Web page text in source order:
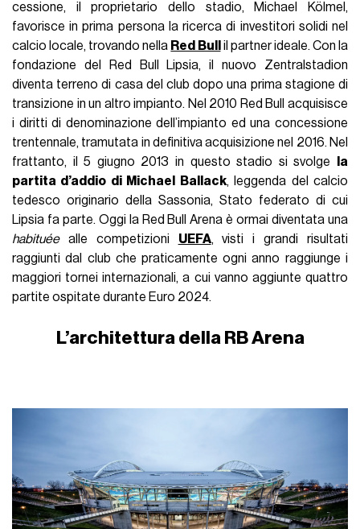
cessione, il proprietario dello stadio, Michael Kölmel,
favorisce in prima persona la ricerca di investitori solidi nel
calcio locale, trovando nella Red Bull
il partner ideale. Con la
fondazione del Red Bull Lipsia, il nuovo Zentralstadion
diventa terreno di casa del club dopo una prima stagione di
transizione in un altro impianto. Nel 2010 Red Bull acquisisce
i diritti di denominazione dell’impianto ed una concessione
trentennale, tramutata in definitiva acquisizione nel 2016. Nel
frattanto, il 5 giugno 2013 in questo stadio si svolge
la
partita d’addio di Michael Ballack, leggenda del calcio
tedesco originario della Sassonia, Stato federato di cui
Lipsia fa parte. Oggi la Red Bull Arena è ormai diventata una
habituéealle competizioni UEFA, visti i grandi risultati
raggiunti dal club che praticamente ogni anno raggiunge i
maggiori tornei internazionali, a cui vanno aggiunte quattro
partite ospitate durante Euro 2024.
L’architettura della RB Arena